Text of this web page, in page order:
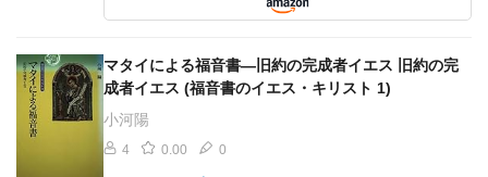
マタイによる福音書―旧約の完成者イエス 旧約の完
成者イエス (福音書のイエス・キリスト 1)
小河陽
4 0.00 0